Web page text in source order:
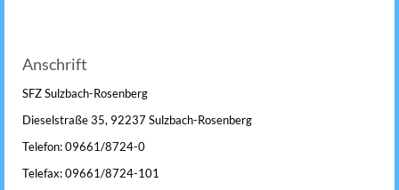
Anschrift
SFZ Sulzbach-Rosenberg
Dieselstraße 35, 92237 Sulzbach-Rosenberg
Telefon: 09661/8724-0
Telefax: 09661/8724-101